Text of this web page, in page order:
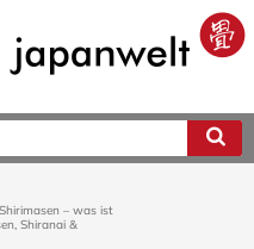
– was ist
Shiranai &